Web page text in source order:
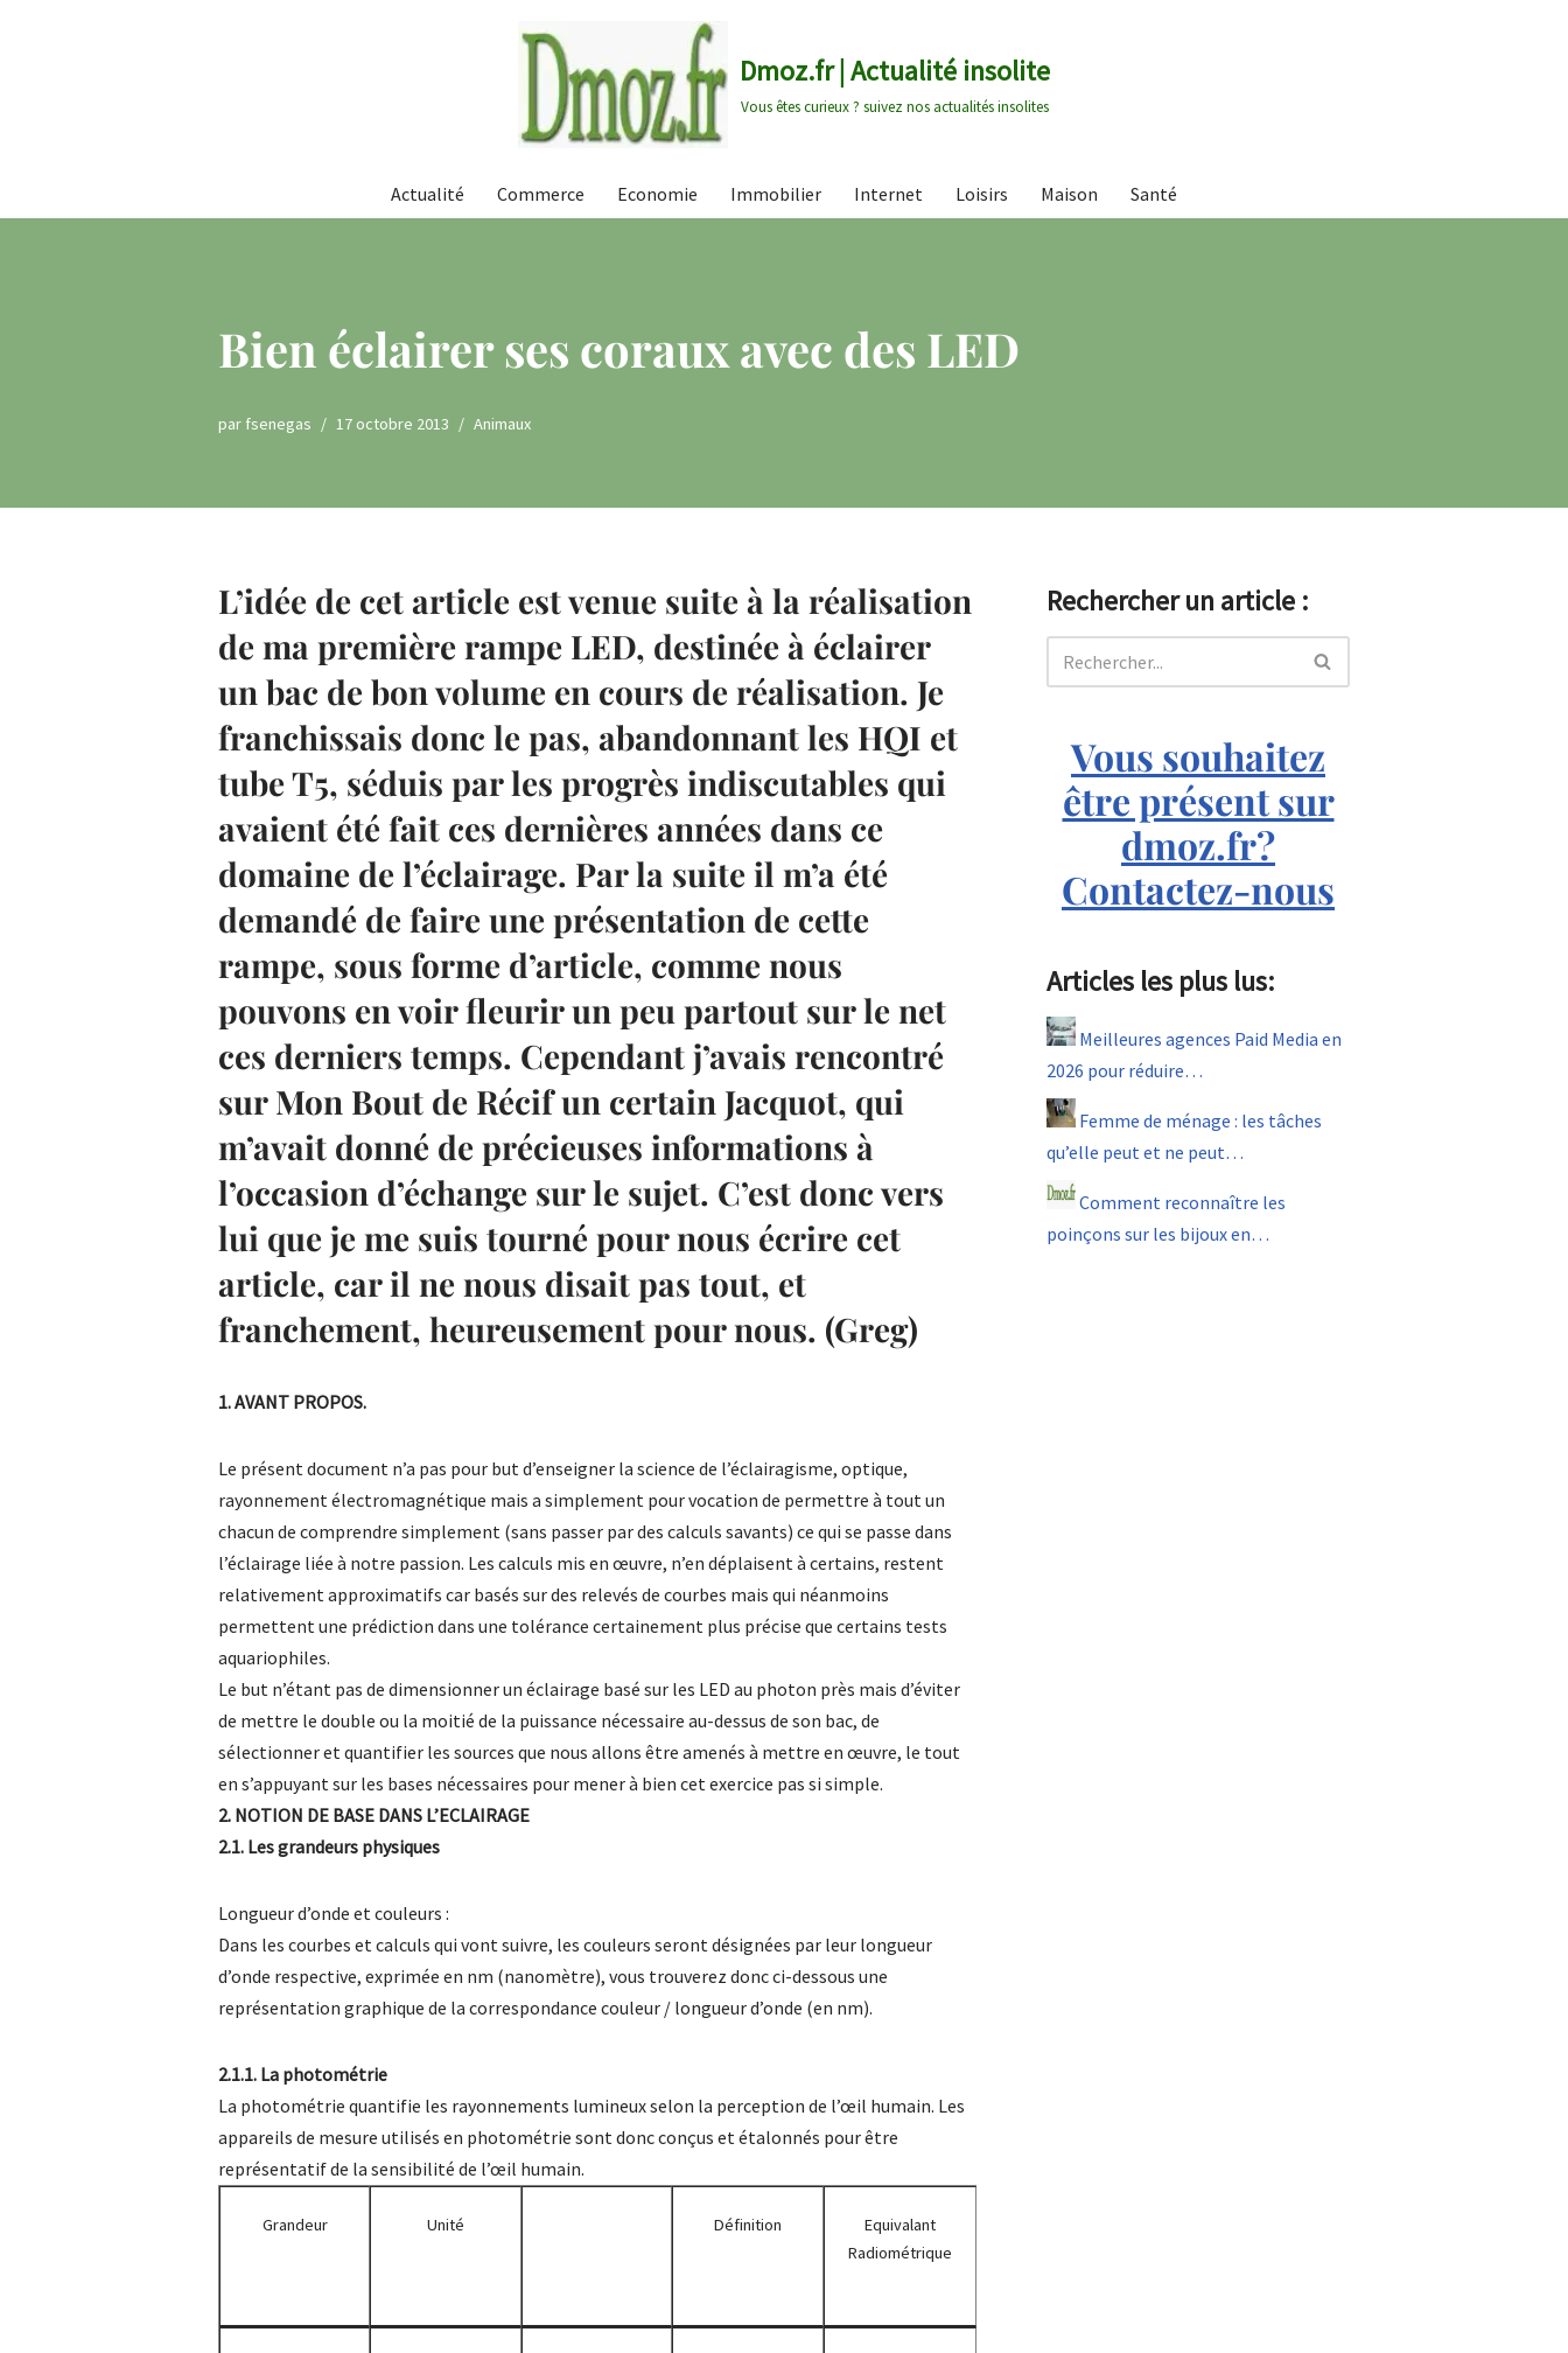
Dmoz.fr | Actualité insolite
Vous êtes curieux ? suivez nos actualités insolites
Actualité Commerce Economie Immobilier Internet Loisirs Maison Santé
Bien éclairer ses coraux avec des LED
par fsenegas 17 octobre 2013 Animaux
L’idée de cet article est venue suite à la réalisation
de ma première rampe LED, destinée à éclairer
un bac de bon volume en cours de réalisation. Je
franchissais donc le pas, abandonnant les HQI et
tube T5, séduis par les progrès indiscutables qui
avaient été fait ces dernières années dans ce
domaine de l’éclairage. Par la suite il m’a été
demandé de faire une présentation de cette
rampe, sous forme d’article, comme nous
pouvons en voir fleurir un peu partout sur le net
ces derniers temps. Cependant j’avais rencontré
sur Mon Bout de Récif un certain Jacquot, qui
m’avait donné de précieuses informations à
l’occasion d’échange sur le sujet. C’est donc vers
lui que je me suis tourné pour nous écrire cet
article, car il ne nous disait pas tout, et
franchement, heureusement pour nous. (Greg)
1. AVANT PROPOS.
Le présent document n’a pas pour but d’enseigner la science de l’éclairagisme, optique,
rayonnement électromagnétique mais a simplement pour vocation de permettre à tout un
chacun de comprendre simplement (sans passer par des calculs savants) ce qui se passe dans
l’éclairage liée à notre passion. Les calculs mis en œuvre, n’en déplaisent à certains, restent
relativement approximatifs car basés sur des relevés de courbes mais qui néanmoins
permettent une prédiction dans une tolérance certainement plus précise que certains tests
aquariophiles.
Le but n’étant pas de dimensionner un éclairage basé sur les LED au photon près mais d’éviter
de mettre le double ou la moitié de la puissance nécessaire au-dessus de son bac, de
sélectionner et quantifier les sources que nous allons être amenés à mettre en œuvre, le tout
en s’appuyant sur les bases nécessaires pour mener à bien cet exercice pas si simple.
2. NOTION DE BASE DANS L’ECLAIRAGE
2.1. Les grandeurs physiques
Longueur d’onde et couleurs :
Dans les courbes et calculs qui vont suivre, les couleurs seront désignées par leur longueur
d’onde respective, exprimée en nm (nanomètre), vous trouverez donc ci-dessous une
représentation graphique de la correspondance couleur / longueur d’onde (en nm).
2.1.1. La photométrie
La photométrie quantifie les rayonnements lumineux selon la perception de l’œil humain. Les
appareils de mesure utilisés en photométrie sont donc conçus et étalonnés pour être
représentatif de la sensibilité de l’œil humain.
Grandeur Unité Définition
Equivalant
Radiométrique
Rechercher un article :
Vous souhaitez
être présent sur
dmoz.fr?
Contactez-nous
Articles les plus lus:
Meilleures agences Paid Media en
2026 pour réduire…
Femme de ménage : les tâches
qu’elle peut et ne peut…
Comment reconnaître les
poinçons sur les bijoux en…